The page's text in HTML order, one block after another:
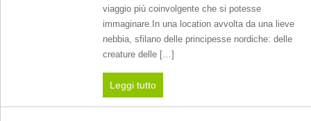
viaggio più coinvolgente che si potesse
immaginare.In una location avvolta da una lieve
nebbia, sfilano delle principesse nordiche: delle
creature delle […]
Leggi tutto